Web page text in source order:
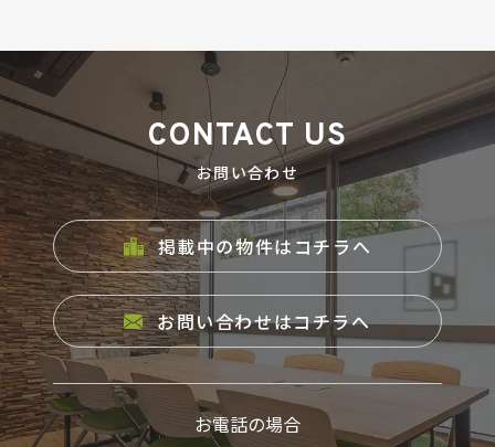
ブッケンログ
タフトラボ
トノジログ
COMPANY
CONTACT US
お問い合わせ
掲載中の物件はコチラへ
お問い合わせはコチラへ
お電話の場合